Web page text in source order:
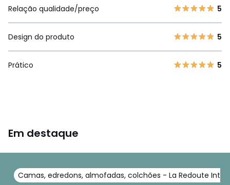
Relação qualidade/preço
5
Design do produto 5
Prático 5
Em destaque
Camas, edredons, almofadas, colchões - La Redoute